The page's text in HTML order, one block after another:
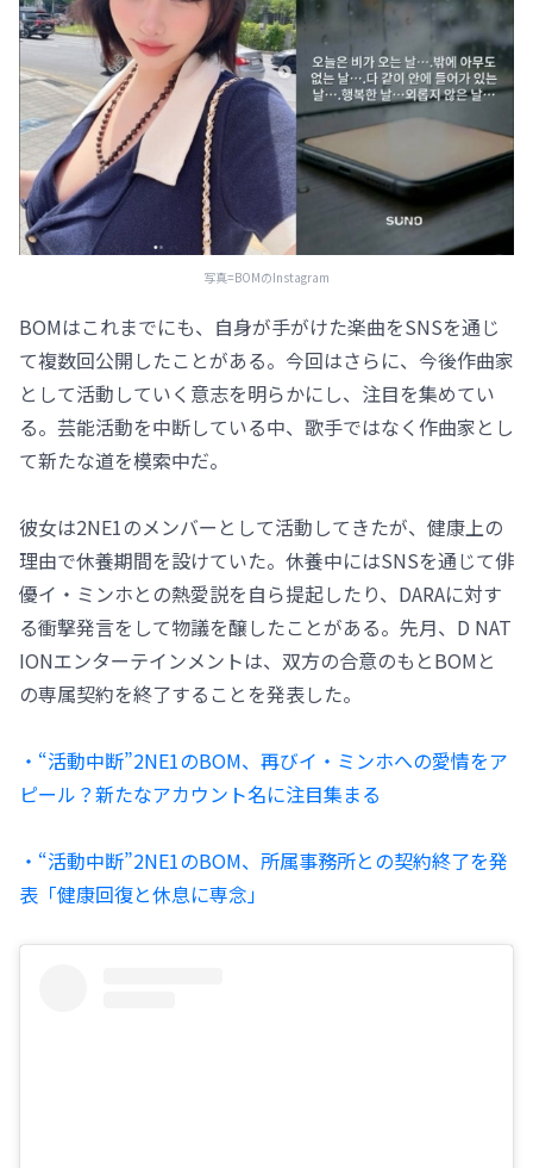
写真=BOMのInstagram
BOMはこれまでにも、自身が手がけた楽曲をSNSを通じ
て複数回公開したことがある。今回はさらに、今後作曲家
として活動していく意志を明らかにし、注目を集めてい
る。芸能活動を中断している中、歌手ではなく作曲家とし
て新たな道を模索中だ。
彼女は2NE1のメンバーとして活動してきたが、健康上の
理由で休養期間を設けていた。休養中にはSNSを通じて俳
優イ・ミンホとの熱愛説を自ら提起したり、DARAに対す
る衝撃発言をして物議を醸したことがある。先月、D NAT
IONエンターテインメントは、双方の合意のもとBOMと
の専属契約を終了することを発表した。
・“活動中断”2NE1のBOM、再びイ・ミンホへの愛情をア
ピール？新たなアカウント名に注目集まる
・“活動中断”2NE1のBOM、所属事務所との契約終了を発
表「健康回復と休息に専念」